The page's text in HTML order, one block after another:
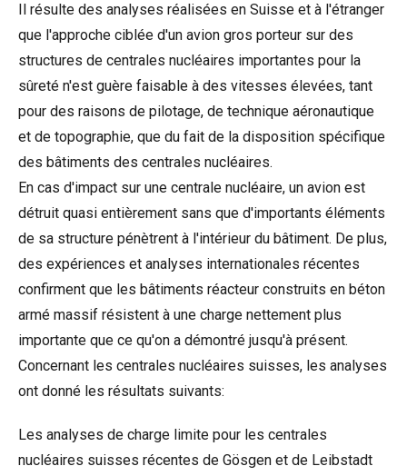
Il résulte des analyses réalisées en Suisse et à l'étranger
que l'approche ciblée d'un avion gros porteur sur des
structures de centrales nucléaires importantes pour la
sûreté n'est guère faisable à des vitesses élevées, tant
pour des raisons de pilotage, de technique aéronautique
et de topographie, que du fait de la disposition spécifique
des bâtiments des centrales nucléaires.
En cas d'impact sur une centrale nucléaire, un avion est
détruit quasi entièrement sans que d'importants éléments
de sa structure pénètrent à l'intérieur du bâtiment. De plus,
des expériences et analyses internationales récentes
confirment que les bâtiments réacteur construits en béton
armé massif résistent à une charge nettement plus
importante que ce qu'on a démontré jusqu'à présent.
Concernant les centrales nucléaires suisses, les analyses
ont donné les résultats suivants:
Les analyses de charge limite pour les centrales
nucléaires suisses récentes de Gösgen et de Leibstadt